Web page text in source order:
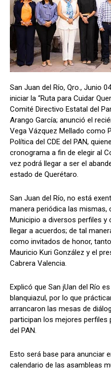
San Juan del Río, Qro., Junio
iniciar la “Ruta para Cuidar
Comité Directivo Estatal del
Arango García; anunció el
Vega Vázquez Mellado como
Política del CDE del PAN,
cronograma a fin de elegir al
vez podrá llegar a ser el
estado de Querétaro.
San Juan del Río, no está
manera periódica las mismas,
Municipio a diversos perfiles y
llegar a acuerdos; de tal
como invitados de honor,
Mauricio Kuri González y el
Cabrera Valencia.
Explicó que San jUan del Río
blanquiazul, por lo que
arrancaron las mesas de
participan los mejores perfiles
del PAN.
Esto será base para anunciar
calendario de las asambleas